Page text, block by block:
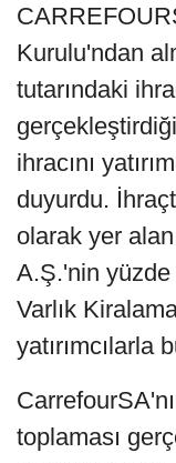
Kurulu'ndan
tutarındaki
ihracını
duyurdu.
olarak yer alan
A.Ş.'nin yüzde
Varlık
yatırımcılarla
toplaması